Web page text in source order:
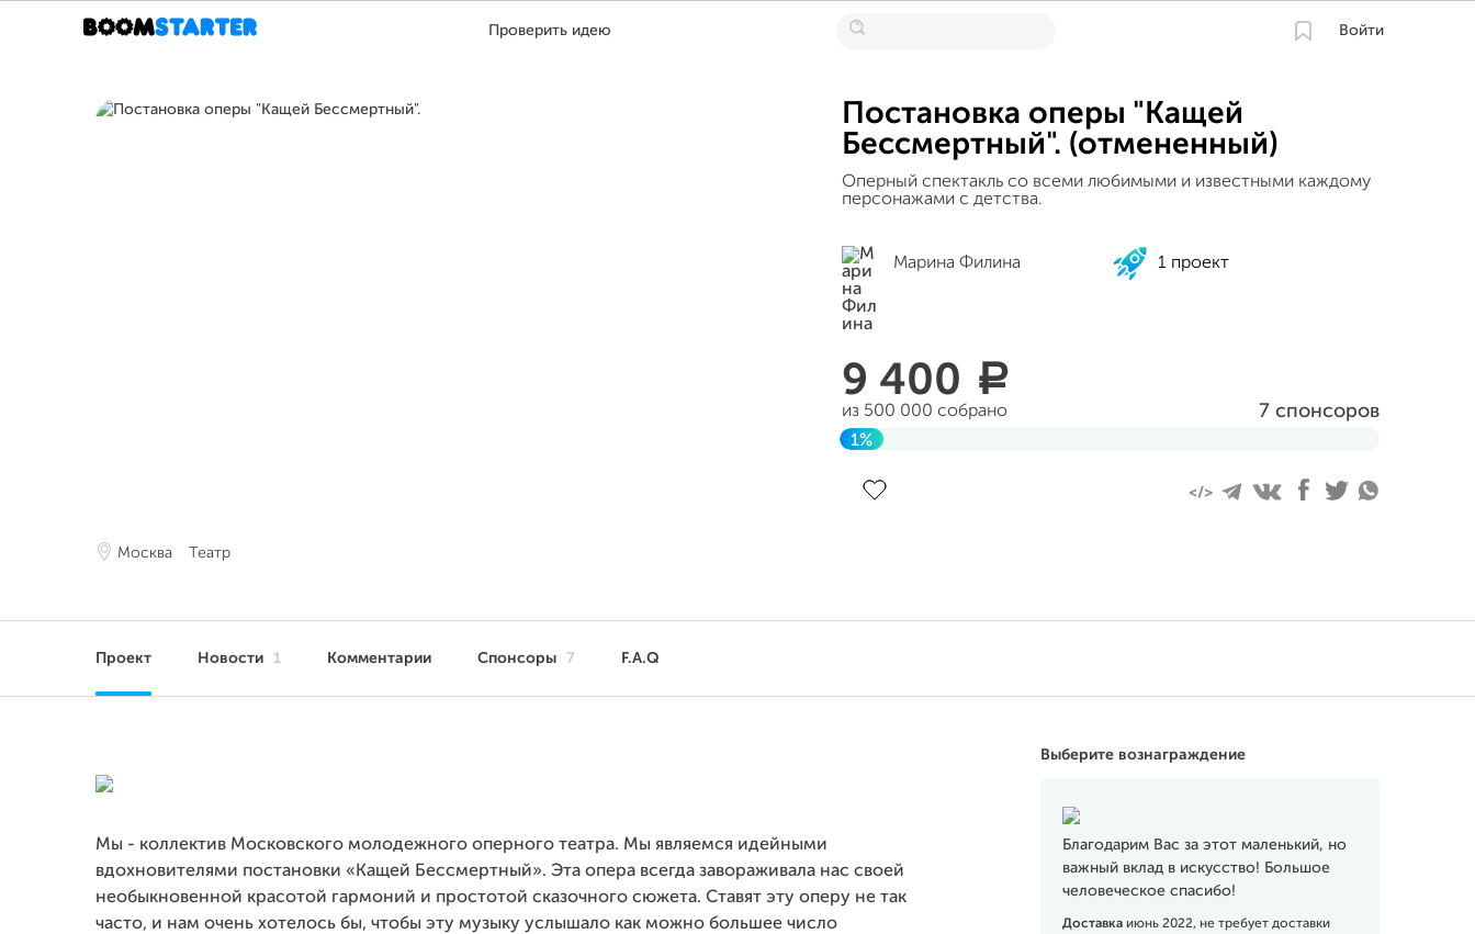
Проверить идею Войти
Москва Театр
Постановка оперы "Кащей
Бессмертный". (отмененный)
Оперный спектакль со всеми любимыми и известными каждому
персонажами с детства.
Марина Филина 1 проект
9 400 a
из 500 000 собрано 7 спонсоров
1%
Проект Новости 1 Комментарии Спонсоры 7 F.A.Q
Выберите вознаграждение
Благодарим Вас за этот маленький, но
важный вклад в искусство! Большое
человеческое спасибо!
Доставка июнь 2022, не требует доставки
Мы - коллектив Московского молодежного оперного театра. Мы являемся идейными
вдохновителями постановки «Кащей Бессмертный». Эта опера всегда завораживала нас своей
необыкновенной красотой гармоний и простотой сказочного сюжета. Ставят эту оперу не так
часто, и нам очень хотелось бы, чтобы эту музыку услышало как можно большее число